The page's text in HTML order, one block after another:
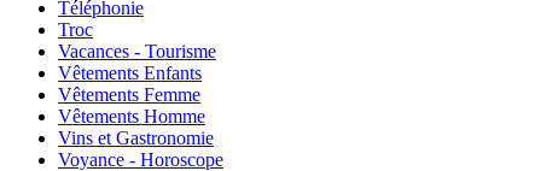
Téléphonie
Troc
Vacances - Tourisme
Vêtements Enfants
Vêtements Femme
Vêtements Homme
Vins et Gastronomie
Voyance - Horoscope